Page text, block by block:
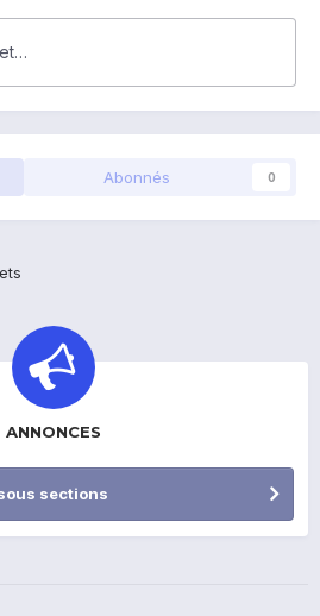
Abonnés 0
ANNONCES
sections